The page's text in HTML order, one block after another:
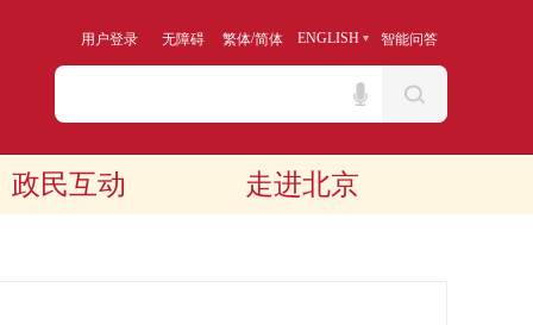
用户登录 无障碍 繁体/简体 ENGLISH 智能问答
政民互动 走进北京